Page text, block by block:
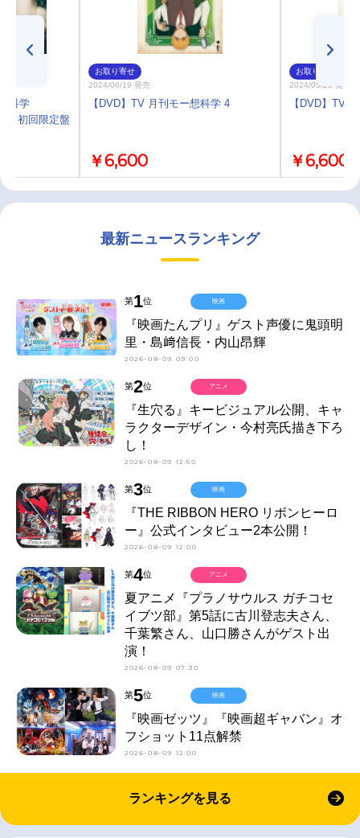
科学
一 初回限定盤
お取り寄せ
2024/06/19 発売
【DVD】TV 月刊モー想科学 4
￥6,600
お取り寄せ
2024/05/29 発売
【DVD】TV
￥6,600
最新ニュースランキング
第1位
『映画たんプリ』ゲスト声優に鬼頭明
里・島﨑信長・内山昂輝
2026-08-09 09:00
映画
第2位
『生穴る』キービジュアル公開、キャ
ラクターデザイン・今村亮氏描き下ろ
し！
2026-08-09 12:50
アニメ
第3位
『THE RIBBON HERO リボンヒーロ
ー』公式インタビュー2本公開！
2026-08-09 12:00
映画
第4位
夏アニメ『プラノサウルス ガチコセ
イブツ部』第5話に古川登志夫さん、
千葉繁さん、山口勝さんがゲスト出
演！
2026-08-09 07:30
アニメ
第5位
『映画ゼッツ』『映画超ギャバン』オ
フショット11点解禁
2026-08-09 12:00
映画
ランキングを見る